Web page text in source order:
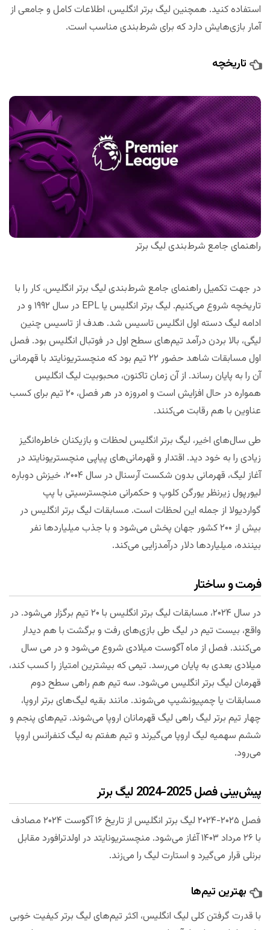
استفاده کنید. همچنین لیگ برتر انگلیس، اطلاعات کامل و جامعی از
آمار بازی‌هایش دارد که برای شرط‌بندی مناسب است.
تاریخچه
راهنمای جامع شرط‌بندی لیگ برتر
در جهت تکمیل راهنمای جامع شرط‌بندی لیگ برتر انگلیس، کار را با
تاریخچه شروع می‌کنیم. لیگ برتر انگلیس یا EPL در سال ۱۹۹۲ و در
ادامه لیگ دسته اول انگلیس تاسیس شد. هدف از تاسیس چنین
لیگی، بالا بردن درآمد تیم‌های سطح اول در فوتبال انگلیس بود. فصل
اول مسابقات شاهد حضور ۲۲ تیم بود که منچستریونایتد با قهرمانی
آن را به پایان رساند. از آن زمان تاکنون، محبوبیت لیگ انگلیس
همواره در حال افزایش است و امروزه در هر فصل، ۲۰ تیم برای کسب
عناوین با هم رقابت می‌کنند.
طی سال‌های اخیر، لیگ برتر انگلیس لحظات و بازیکنان خاطره‌انگیز
زیادی را به خود دید. اقتدار و قهرمانی‌های پیاپی منچستریونایتد در
آغاز لیگ، قهرمانی بدون شکست آرسنال در سال ۲۰۰۴، خیزش دوباره
لیورپول زیرنظر یورگن کلوپ و حکمرانی منچسترسیتی با پپ
گواردیولا از جمله این لحظات است. مسابقات لیگ برتر انگلیس در
بیش از ۲۰۰ کشور جهان پخش می‌شود و با جذب میلیاردها نفر
بیننده، میلیاردها دلار درآمدزایی می‌کند.
فرمت و ساختار
در سال ۲۰۲۴، مسابقات لیگ برتر انگلیس با ۲۰ تیم برگزار می‌شود. در
واقع، بیست تیم در لیگ طی بازی‌های رفت و برگشت با هم دیدار
می‌کنند. فصل از ماه آگوست میلادی شروع می‌شود و در می سال
میلادی بعدی به پایان می‌رسد. تیمی که بیشترین امتیاز را کسب کند،
قهرمان لیگ برتر انگلیس می‌شود. سه تیم هم راهی سطح دوم
مسابقات یا چمپیونشیپ می‌شوند. مانند بقیه لیگ‌های برتر اروپا،
چهار تیم برتر لیگ راهی لیگ قهرمانان اروپا می‌شوند. تیم‌های پنجم و
ششم سهمیه لیگ اروپا می‌گیرند و تیم هفتم به لیگ کنفرانس اروپا
می‌رود.
پیش‌بینی فصل 2025-2024 لیگ برتر
فصل ۲۰۲۵-۲۰۲۴ لیگ برتر انگلیس از تاریخ ۱۶ آگوست ۲۰۲۴ مصادف
با ۲۶ مرداد ۱۴۰۳ آغاز می‌شود. منچستریونایتد در اولدترافورد مقابل
برنلی قرار می‌گیرد و استارت لیگ را می‌زند.
بهترین تیم‌ها
با قدرت گرفتن کلی لیگ انگلیس، اکثر تیم‌های لیگ برتر کیفیت خوبی